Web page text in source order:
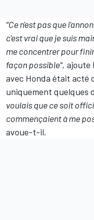
"Ce n'est pas que
c'est vrai que je suis
me concentrer pour
façon possible", ajoute
avec Honda était acté
uniquement quelques
voulais que ce soit
commençaient à me
avoue-t-il.